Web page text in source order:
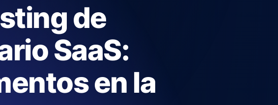
Monitoring
always-on de uptime y rendimiento desde 25+ ubicaciones.
caídas antes que tus usuarios.
Comprobador de estado de API
Lista de herramientas web gratuitas
de
SaaS:
en la